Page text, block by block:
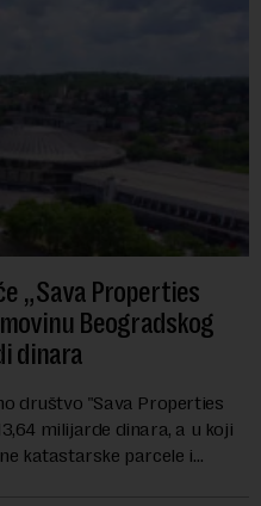
„Sava Properties
Beogradskog
dinara
društvo "Sava Properties
milijarde dinara, a u koji
katastarske parcele i